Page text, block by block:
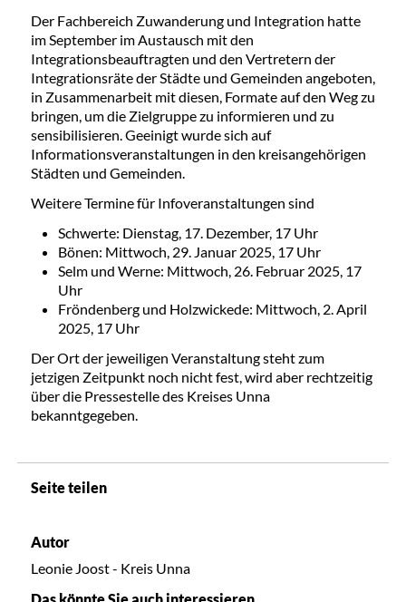
Der Fachbereich Zuwanderung und Integration hatte
im September im Austausch mit den
Integrationsbeauftragten und den Vertretern der
Integrationsräte der Städte und Gemeinden angeboten,
in Zusammenarbeit mit diesen, Formate auf den Weg zu
bringen, um die Zielgruppe zu informieren und zu
sensibilisieren. Geeinigt wurde sich auf
Informationsveranstaltungen in den kreisangehörigen
Städten und Gemeinden.
Weitere Termine für Infoveranstaltungen sind
Schwerte: Dienstag, 17. Dezember, 17 Uhr
Bönen: Mittwoch, 29. Januar 2025, 17 Uhr
Selm und Werne: Mittwoch, 26. Februar 2025, 17
Uhr
Fröndenberg und Holzwickede: Mittwoch, 2. April
2025, 17 Uhr
Der Ort der jeweiligen Veranstaltung steht zum
jetzigen Zeitpunkt noch nicht fest, wird aber rechtzeitig
über die Pressestelle des Kreises Unna
bekanntgegeben.
Seite teilen
Autor
Leonie Joost - Kreis Unna